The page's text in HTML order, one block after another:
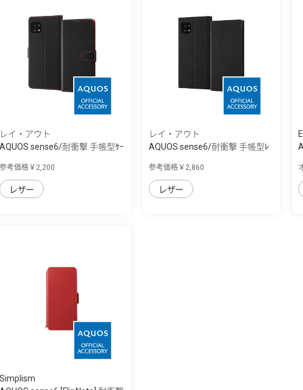
レイ・アウト
AQUOS sense6/耐衝撃 手帳型ｹｰ
参考価格￥2,200
レザー
レイ・アウト
AQUOS sense6/耐衝撃 手帳型ﾚ
参考価格￥2,860
レザー
Simplism